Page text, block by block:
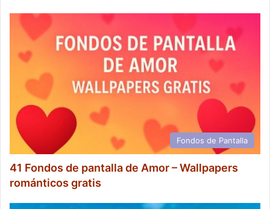
Fondos de Pantalla
41 Fondos de pantalla de Amor – Wallpapers
románticos gratis